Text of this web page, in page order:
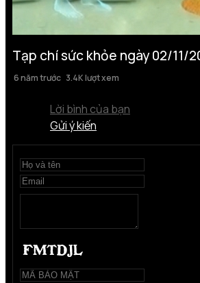
Tạp chí sức khỏe ngày 02/11/
6 năm trước 3.4K lượt xem
Lời bình của bạn
Gửi ý kiến